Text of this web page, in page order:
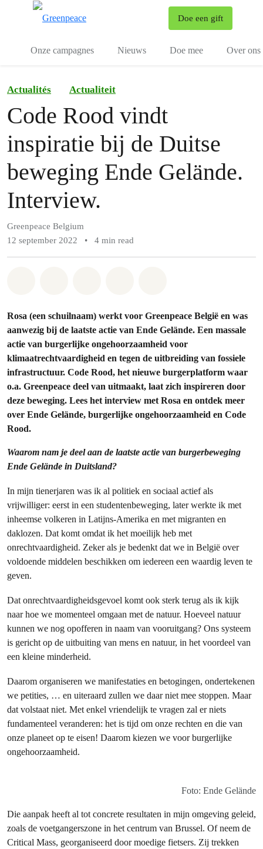
Doe een gift
Onze campagnes Nieuws Doe mee Over ons
Actualités Actualiteit
Code Rood vindt
inspiratie bij de Duitse
beweging Ende Gelände.
Interview.
Greenpeace Belgium
12 september 2022
• 4 min read
Rosa (een schuilnaam) werkt voor Greenpeace België en was
aanwezig bij de laatste actie van Ende Gelände. Een massale
actie van burgerlijke ongehoorzaamheid voor
klimaatrechtvaardigheid en tegen de uitbreiding van fossiele
infrastructuur. Code Rood, het nieuwe burgerplatform waar
o.a. Greenpeace deel van uitmaakt, laat zich inspireren door
deze beweging. Lees het interview met Rosa en ontdek meer
over Ende Gelände, burgerlijke ongehoorzaamheid en Code
Rood.
Waarom nam je deel aan de laatste actie van burgerbeweging
Ende Gelände in Duitsland?
In mijn tienerjaren was ik al politiek en sociaal actief als
vrijwilliger: eerst in een studentenbeweging, later werkte ik met
inheemse volkeren in Latijns-Amerika en met migranten en
daklozen. Dat komt omdat ik het moeilijk heb met
onrechtvaardigheid. Zeker als je bedenkt dat we in België over
voldoende middelen beschikken om iedereen een waardig leven te
geven.
Dat onrechtvaardigheidsgevoel komt ook sterk terug als ik kijk
naar hoe we momenteel omgaan met de natuur. Hoeveel natuur
kunnen we nog opofferen in naam van vooruitgang? Ons systeem
is gericht op de uitbuiting van mens en natuur, in het voordeel van
een kleine minderheid.
Daarom organiseren we manifestaties en betogingen, ondertekenen
we petities, … en uiteraard zullen we daar niet mee stoppen. Maar
dat volstaat niet. Met enkel vriendelijk te vragen zal er niets
fundamenteel veranderen: het is tijd om onze rechten en die van
onze planeet op te eisen! Daarom kiezen we voor burgerlijke
ongehoorzaamheid.
Foto: Ende Gelände
Die aanpak heeft al tot concrete resultaten in mijn omgeving geleid,
zoals de voetgangerszone in het centrum van Brussel. Of neem de
Critical Mass, georganiseerd door moedige fietsers. Zij trekken